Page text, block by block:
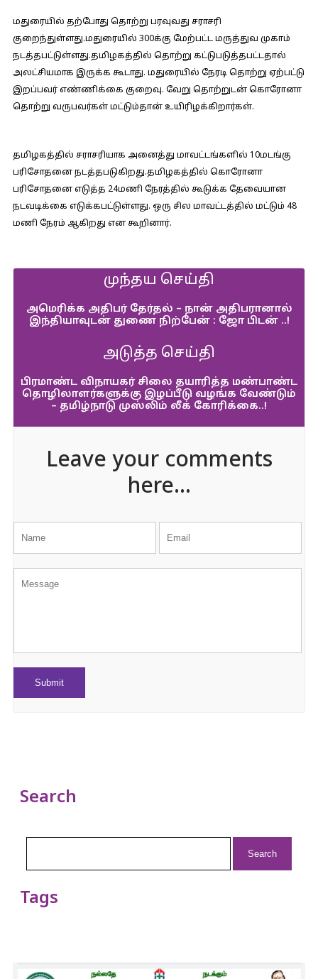
மதுரையில் தற்போது தொற்று பரவுவது சராசரி
குறைந்துள்ளது.மதுரையில் 300க்கு மேற்பட்ட மருத்துவ முகாம்
நடத்தபட்டுள்ளது.தமிழகத்தில் தொற்று கட்டுபடுத்தபட்டதால்
அலட்சியமாக இருக்க கூடாது. மதுரையில் நேரடி தொற்று ஏற்பட்டு
இறப்பவர் எண்ணிக்கை குறைவு. வேறு தொற்றுடன் கொரோனா
தொற்று வருபவர்கள் மட்டும்தான் உயிரிழக்கிறார்கள்.
தமிழகத்தில் சராசரியாக அனைத்து மாவட்டங்களில் 10மடங்கு
பரிசோதனை நடத்தபடுகிறது.தமிழகத்தில் கொரோனா
பரிசோதனை எடுத்த 24மணி நேரத்தில் கூடுக்க தேவையான
நடவடிக்கை எடுக்கபட்டுள்ளது. ஒரு சில மாவட்டத்தில் மட்டும் 48
மணி நேரம் ஆகிறது என கூறினார்.
முந்தய செய்தி
அமெரிக்க அதிபர் தேர்தல் – நான் அதிபரானால்
இந்தியாவுடன் துணை நிற்பேன் : ஜோ பிடன் ..!
அடுத்த செய்தி
பிரமாண்ட விநாயகர் சிலை தயாரித்த மண்பாண்ட
தொழிலாளர்களுக்கு இழப்பீடு வழங்க வேண்டும்
– தமிழ்நாடு முஸ்லிம் லீக் கோரிக்கை..!
Leave your comments
here...
Search
Tags